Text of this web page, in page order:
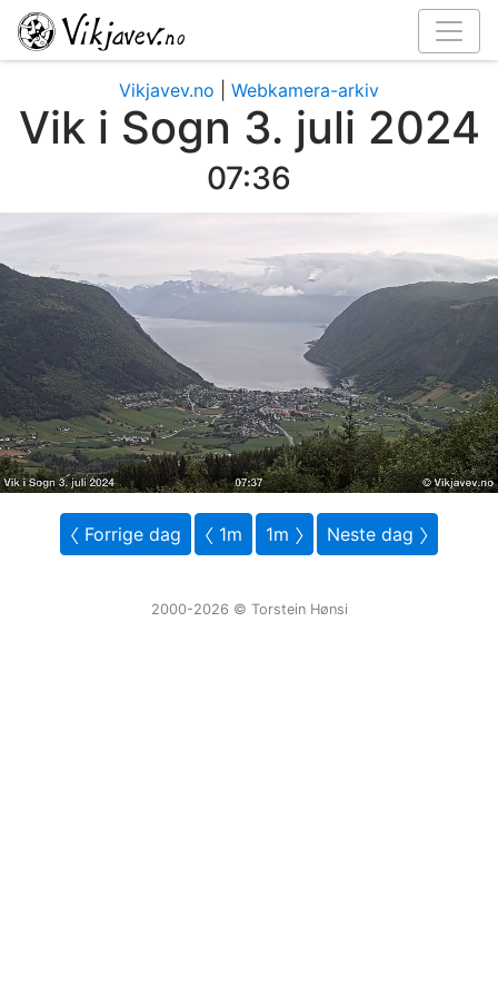
Vikjavev.no Webkamera-arkiv
Vik i Sogn 3. juli 2024
07:39
〈 Forrige dag 〈 1m 1m 〉 Neste dag 〉
2000-2026 ©️ Torstein Hønsi